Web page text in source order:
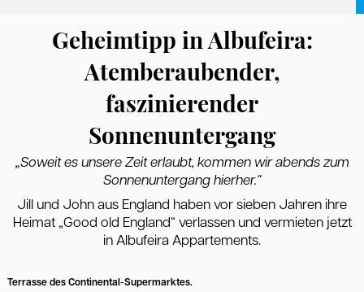
Geheimtipp in Albufeira:
Atemberaubender,
faszinierender
Sonnenuntergang
„Soweit es unsere Zeit erlaubt, kommen wir abends zum
Sonnenuntergang hierher.“
Jill und John aus England haben vor sieben Jahren ihre
Heimat „Good old England“ verlassen und vermieten jetzt
in Albufeira Appartements.
Terrasse des Continental-Supermarktes.